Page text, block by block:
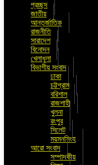
প্রচ্ছদ
জাতীয়
আন্তর্জাতিক
রাজনীতি
সারাদেশ
বিনোদন
খেলাধুলা
বিভাগীয় সংবাদ
ঢাকা
চট্টগ্রাম
বরিশাল
রাজশাহী
খুলনা
রংপুর
সিলেট
ময়মনসিংহ
আরো সংবাদ
সম্পাদকীয়